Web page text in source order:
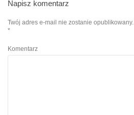
Napisz komentarz
Twój adres e-mail nie zostanie opublikowany.
*
Komentarz